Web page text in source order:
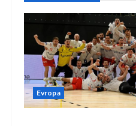
v
i
g
a
t
Evropa